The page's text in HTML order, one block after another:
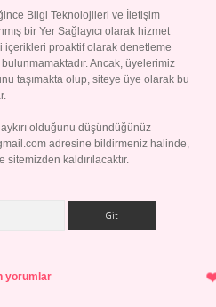
Bilgi Teknolojileri ve İletişim
bir Yer Sağlayıcı olarak hizmet
içerikleri proaktif olarak denetleme
Ancak, üyelerimiz
taşımakta olup, siteye üye olarak bu
olduğunu düşündüğünüz
adresine bildirmeniz halinde,
kaldırılacaktır.
yorumlar